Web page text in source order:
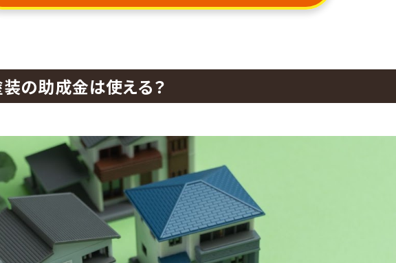
の助成金は使える？